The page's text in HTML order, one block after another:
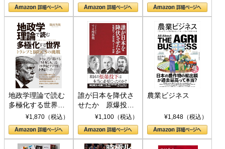
地政学理論で読む
多極化する世界：
トランプとBRICS
の挑戦
¥1,870（税込）
誰が日本を降伏さ
せたか 原爆投
下、ソ連参戦、そ
して聖断 (PHP新
書)
¥1,100（税込）
農業ビジネス
¥1,848（税込）